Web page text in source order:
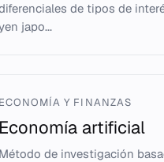
de tipos de
japo...
ECONOMÍA Y FINANZAS
Economía artificial
Método de investigación